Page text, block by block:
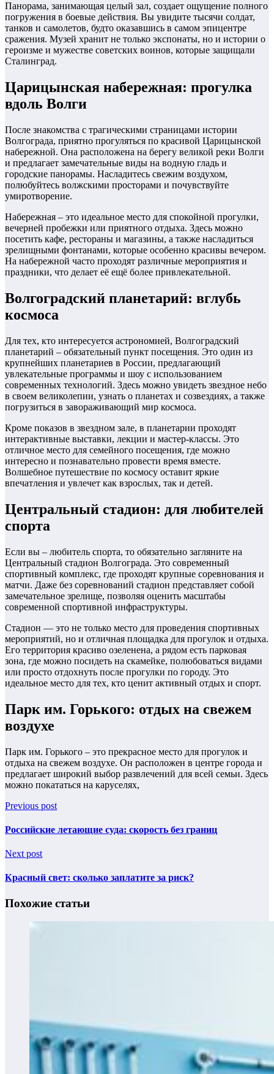
Панорама, занимающая целый зал, создает ощущение полного
погружения в боевые действия. Вы увидите тысячи солдат,
танков и самолетов, будто оказавшись в самом эпицентре
сражения. Музей хранит не только экспонаты, но и истории о
героизме и мужестве советских воинов, которые защищали
Сталинград.
Царицынская набережная: прогулка
вдоль Волги
После знакомства с трагическими страницами истории
Волгограда, приятно прогуляться по красивой Царицынской
набережной. Она расположена на берегу великой реки Волги
и предлагает замечательные виды на водную гладь и
городские панорамы. Насладитесь свежим воздухом,
полюбуйтесь волжскими просторами и почувствуйте
умиротворение.
Набережная – это идеальное место для спокойной прогулки,
вечерней пробежки или приятного отдыха. Здесь можно
посетить кафе, рестораны и магазины, а также насладиться
зрелищными фонтанами, которые особенно красивы вечером.
На набережной часто проходят различные мероприятия и
праздники, что делает её ещё более привлекательной.
Волгоградский планетарий: вглубь
космоса
Для тех, кто интересуется астрономией, Волгоградский
планетарий – обязательный пункт посещения. Это один из
крупнейших планетариев в России, предлагающий
увлекательные программы и шоу с использованием
современных технологий. Здесь можно увидеть звездное небо
в своем великолепии, узнать о планетах и созвездиях, а также
погрузиться в завораживающий мир космоса.
Кроме показов в звездном зале, в планетарии проходят
интерактивные выставки, лекции и мастер-классы. Это
отличное место для семейного посещения, где можно
интересно и познавательно провести время вместе.
Волшебное путешествие по космосу оставит яркие
впечатления и увлечет как взрослых, так и детей.
Центральный стадион: для любителей
спорта
Если вы – любитель спорта, то обязательно загляните на
Центральный стадион Волгограда. Это современный
спортивный комплекс, где проходят крупные соревнования и
матчи. Даже без соревнований стадион представляет собой
замечательное зрелище, позволяя оценить масштабы
современной спортивной инфраструктуры.
Стадион — это не только место для проведения спортивных
мероприятий, но и отличная площадка для прогулок и отдыха.
Его территория красиво озеленена, а рядом есть парковая
зона, где можно посидеть на скамейке, полюбоваться видами
или просто отдохнуть после прогулки по городу. Это
идеальное место для тех, кто ценит активный отдых и спорт.
Парк им. Горького: отдых на свежем
воздухе
Парк им. Горького – это прекрасное место для прогулок и
отдыха на свежем воздухе. Он расположен в центре города и
предлагает широкий выбор развлечений для всей семьи. Здесь
можно покататься на каруселях,
Previous post
Российские летающие суда: скорость без границ
Next post
Красный свет: сколько заплатите за риск?
Похожие статьи